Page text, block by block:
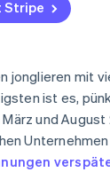
pausieren
Betracht
das Problem
Stripe
jonglieren mit
ist es,
und August
Unternehmen